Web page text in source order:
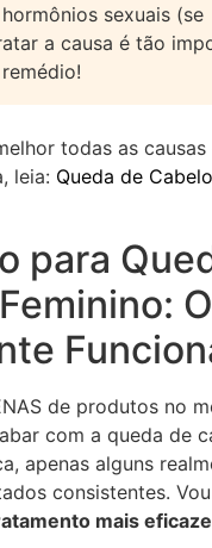
sexuais (se
a causa é tão
todas as causas
leia: Queda de
para
de produtos no
com a queda de
apenas alguns
consistentes.
mais